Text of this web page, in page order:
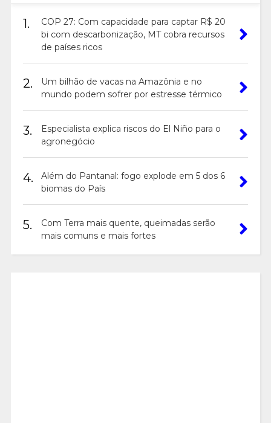
1.
COP 27: Com capacidade para captar R$ 20
bi com descarbonização, MT cobra recursos
de países ricos
2.
Um bilhão de vacas na Amazônia e no
mundo podem sofrer por estresse térmico
3.
Especialista explica riscos do El Niño para o
agronegócio
4.
Além do Pantanal: fogo explode em 5 dos 6
biomas do País
5.
Com Terra mais quente, queimadas serão
mais comuns e mais fortes